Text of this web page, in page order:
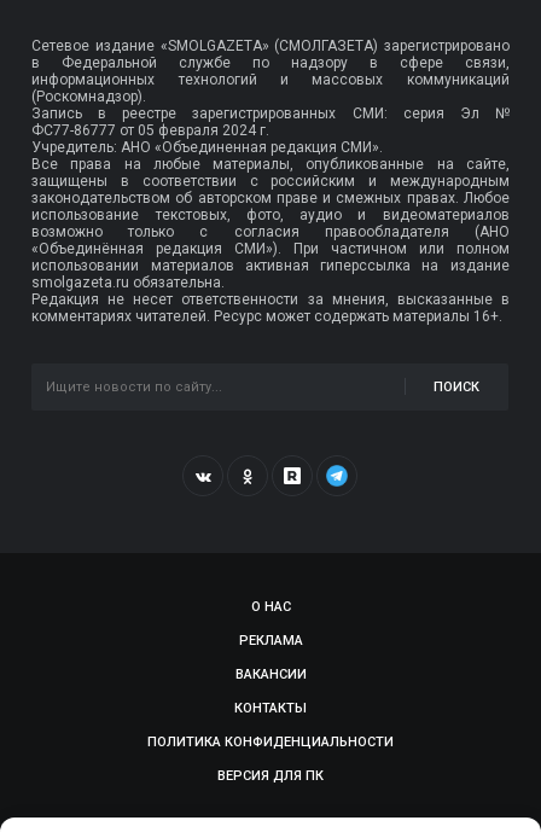
Сетевое издание «SMOLGAZETA» (СМОЛГАЗЕТА) зарегистрировано
в Федеральной службе по надзору в сфере связи,
информационных технологий и массовых коммуникаций
(Роскомнадзор).
Запись в реестре зарегистрированных СМИ: серия Эл №
ФС77-86777 от 05 февраля 2024 г.
Учредитель: АНО «Объединенная редакция СМИ».
Все права на любые материалы, опубликованные на сайте,
защищены в соответствии с российским и международным
законодательством об авторском праве и смежных правах. Любое
использование текстовых, фото, аудио и видеоматериалов
возможно только с согласия правообладателя (АНО
«Объединённая редакция СМИ»). При частичном или полном
использовании материалов активная гиперссылка на издание
smolgazeta.ru обязательна.
Редакция не несет ответственности за мнения, высказанные в
комментариях читателей. Ресурс может содержать материалы 16+.
ПОИСК
О НАС
РЕКЛАМА
ВАКАНСИИ
КОНТАКТЫ
ПОЛИТИКА КОНФИДЕНЦИАЛЬНОСТИ
ВЕРСИЯ ДЛЯ ПК